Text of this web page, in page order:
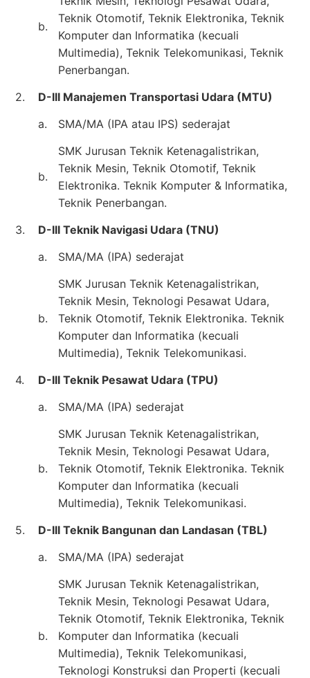
b.
Teknik Otomotif, Teknik Elektronika, Teknik
Komputer dan Informatika (kecuali
Multimedia), Teknik Telekomunikasi, Teknik
Penerbangan.
2.
D-III Manajemen Transportasi Udara (MTU)
a.
SMA/MA (IPA atau IPS) sederajat
b.
SMK Jurusan Teknik Ketenagalistrikan,
Teknik Mesin, Teknik Otomotif, Teknik
Elektronika. Teknik Komputer & Informatika,
Teknik Penerbangan.
3.
D-III Teknik Navigasi Udara (TNU)
a.
SMA/MA (IPA) sederajat
b.
SMK Jurusan Teknik Ketenagalistrikan,
Teknik Mesin, Teknologi Pesawat Udara,
Teknik Otomotif, Teknik Elektronika. Teknik
Komputer dan Informatika (kecuali
Multimedia), Teknik Telekomunikasi.
4.
D-III Teknik Pesawat Udara (TPU)
a.
SMA/MA (IPA) sederajat
b.
SMK Jurusan Teknik Ketenagalistrikan,
Teknik Mesin, Teknologi Pesawat Udara,
Teknik Otomotif, Teknik Elektronika. Teknik
Komputer dan Informatika (kecuali
Multimedia), Teknik Telekomunikasi.
5.
D-III Teknik Bangunan dan Landasan (TBL)
a.
SMA/MA (IPA) sederajat
b.
SMK Jurusan Teknik Ketenagalistrikan,
Teknik Mesin, Teknologi Pesawat Udara,
Teknik Otomotif, Teknik Elektronika, Teknik
Komputer dan Informatika (kecuali
Multimedia), Teknik Telekomunikasi,
Teknologi Konstruksi dan Properti (kecuali